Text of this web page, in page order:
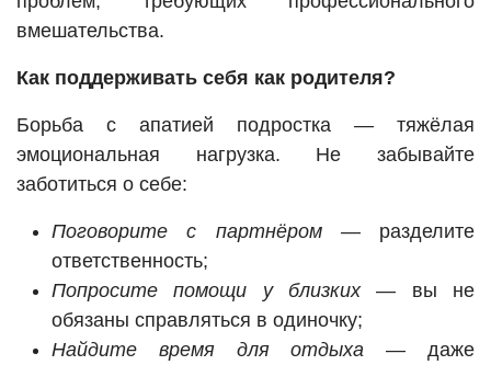
вмешательства.
Как поддерживать себя как родителя?
Борьба с апатией подростка — тяжёлая
эмоциональная нагрузка. Не забывайте
заботиться о себе:
Поговорите с партнёром— разделите
ответственность;
Попросите помощи у близких— вы не
обязаны справляться в одиночку;
Найдите время для отдыха — даже